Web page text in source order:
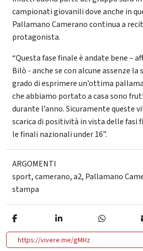
campionati giovanili dove anche in
Pallamano Camerano continua a
protagonista.
“Questa fase finale è andate bene –
Bilò - anche se con alcune assenze la
grado di esprimere un’ottima
che abbiamo portato a casa sono
durante l’anno. Sicuramente queste
scarica di positività in vista delle fasi
le finali nazionali under 16”.
ARGOMENTI
sport,camerano,a2, Pallamano
stampa
https://vivere.me/gMHz